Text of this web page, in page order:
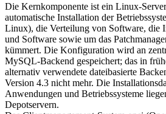
Die Kernkomponente ist ein Linux-
automatische Installation der
Linux), die Verteilung von Software, die
und Software sowie um das
kümmert. Die Konfiguration wird an
MySQL-Backend gespeichert; das in
alternativ verwendete dateibasierte
Version 4.3 nicht mehr. Die
Anwendungen und Betriebssysteme
Depotservern.